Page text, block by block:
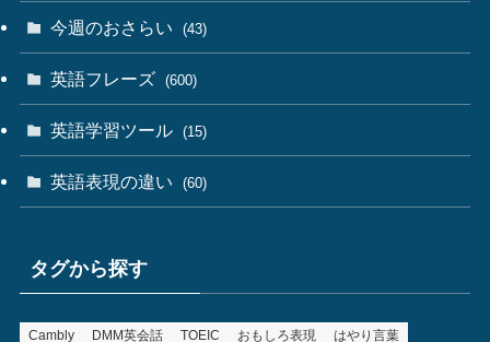
今週のおさらい (43)
英語フレーズ (600)
英語学習ツール (15)
英語表現の違い (60)
タグから探す
Cambly DMM英会話 TOEIC おもしろ表現 はやり言葉